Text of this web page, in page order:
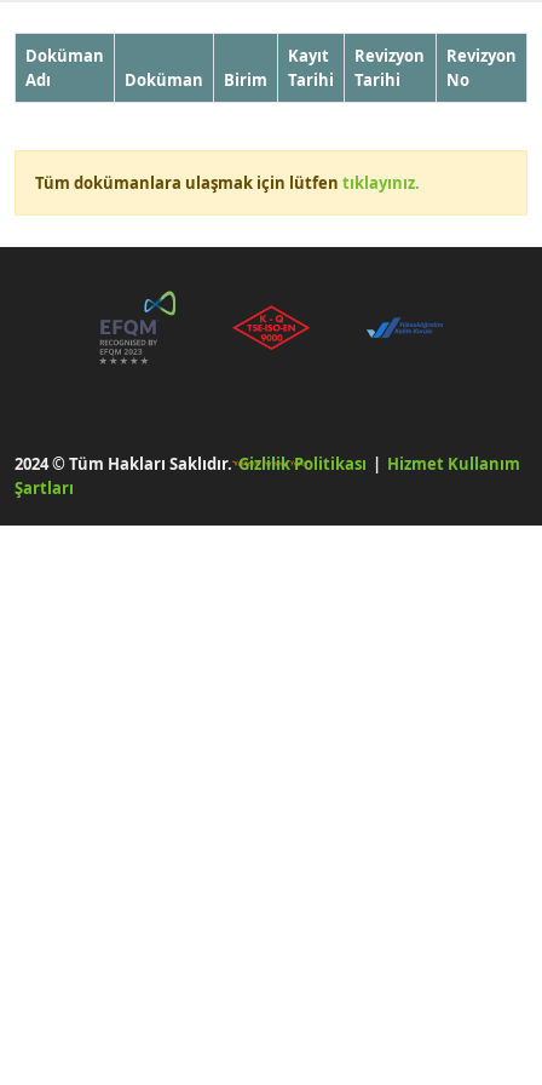
Doküman
Adı
Doküman Birim
Kayıt
Tarihi
Revizyon
Tarihi
Revizyon
No
Tüm dokümanlara ulaşmak için lütfen tıklayınız.
2024 © Tüm Hakları Saklıdır.Gizlilik Politikası
Hizmet Kullanım
Şartları